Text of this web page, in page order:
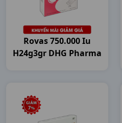
Rovas 750.000 Iu
H24g3gr DHG Pharma